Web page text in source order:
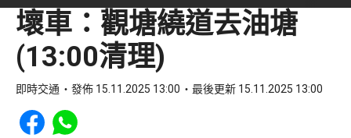
壞車：觀塘繞道去油塘
(13:00清理)
即時交通 發佈 15.11.2025 13:00 最後更新 15.11.2025 13:00
Share to Facebook
Share to WhatsApp